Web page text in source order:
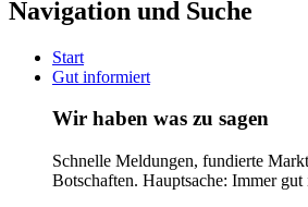
Navigation und Suche
Start
Gut informiert
Wir haben was zu sagen
Schnelle Meldungen, fundierte
Botschaften. Hauptsache: Immer